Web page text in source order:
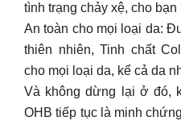
tình trạng chảy xệ, cho
An toàn cho mọi loại da:
thiên nhiên, Tinh chất
cho mọi loại da, kể cả da
Và không dừng lại ở đó,
OHB tiếp tục là minh